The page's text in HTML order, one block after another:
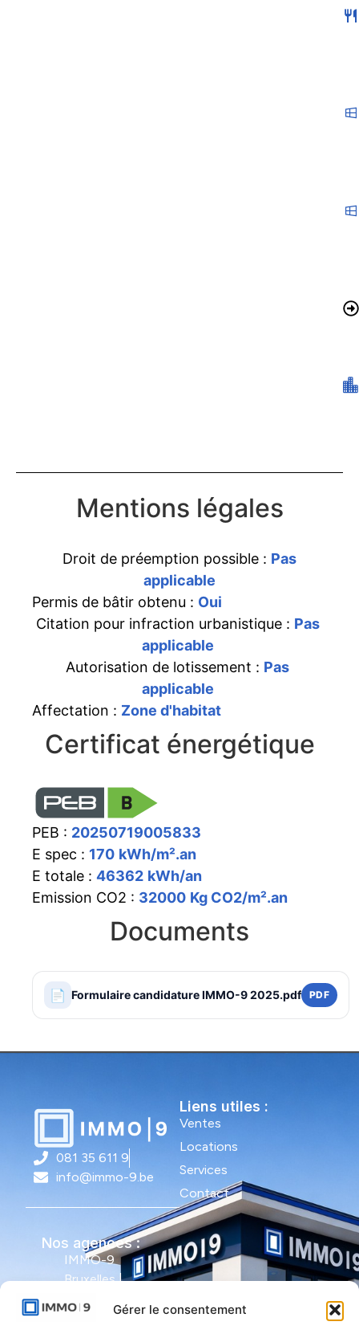
Gérer le consentement
Mentions légales
Droit de préemption possible : Pas
applicable
Permis de bâtir obtenu : Oui
Citation pour infraction urbanistique : Pas
applicable
Autorisation de lotissement : Pas
applicable
Affectation : Zone d'habitat
Certificat énergétique
PEB : 20250719005833
E spec : 170 kWh/m².an
E totale : 46362 kWh/an
Emission CO2 : 32000 Kg CO2/m².an
Documents
📄 Formulaire candidature IMMO-9 2025.pdf PDF
081 35 611 9
info@immo-9.be
Nos agences :
IMMO-9
Bruxelles |
491 - bte 12 |
Liens utiles :
Ventes
Locations
Services
Contact